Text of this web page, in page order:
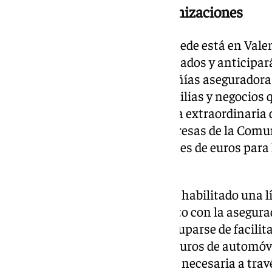
Anticipar el cobro de indemnizaciones
Por otro lado, CaixaBank, cuya sede está en
medidas de apoyo para los afectados y
indemnizaciones de las compañías
a las compensaciones a las familias y negocios
ejemplo, ha habilitado una línea
millones de euros para las empresas de la
la DANA y de más de 650 millones de euros
Además, SegurCaixa Adeslas ha habilitado
103 500) para agilizar el contacto con la
asegurados que lo necesiten, ocuparse de
Para la gestión relativa a los seguros de
para proporcionar la asistencia necesaria a